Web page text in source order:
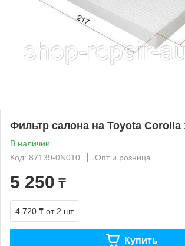
Фильтр салона на Toyota Corolla
В наличии
Код: 87139-0N010
Опт и розница
5 250 ₸
4 720 ₸ от 2 шт.
Купить